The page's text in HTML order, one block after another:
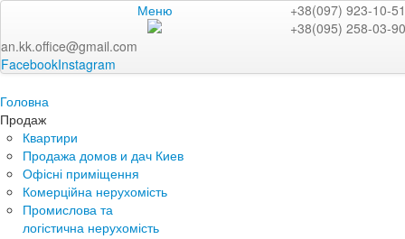
Меню
+38(097) 923-10-51
+38(095) 258-03-90
an.kk.office@gmail.com
FacebookInstagram
Головна
Продаж
Квартири
Продажа домов и дач Киев
Офісні приміщення
Комерційна нерухомість
Промислова та
логістична нерухомість